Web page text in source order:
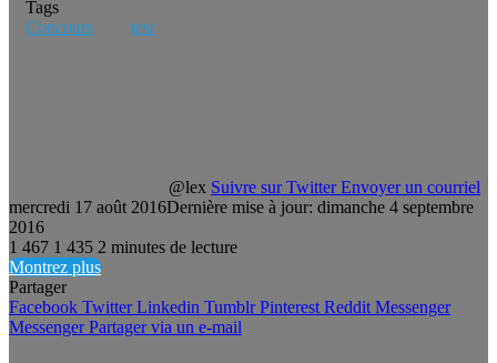
Tags
Concours
test
@lex Suivre sur Twitter Envoyer un courriel
mercredi 17 août 2016Dernière mise à jour: dimanche 4 septembre
2016
1 467 1 435 2 minutes de lecture
Montrez plus
Partager
Facebook Twitter Linkedin Tumblr Pinterest Reddit Messenger
Messenger Partager via un e-mail